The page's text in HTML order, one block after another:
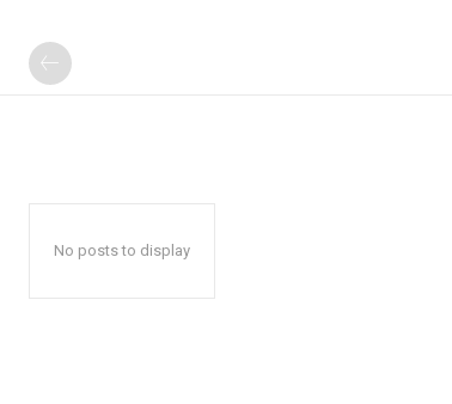
No posts to display